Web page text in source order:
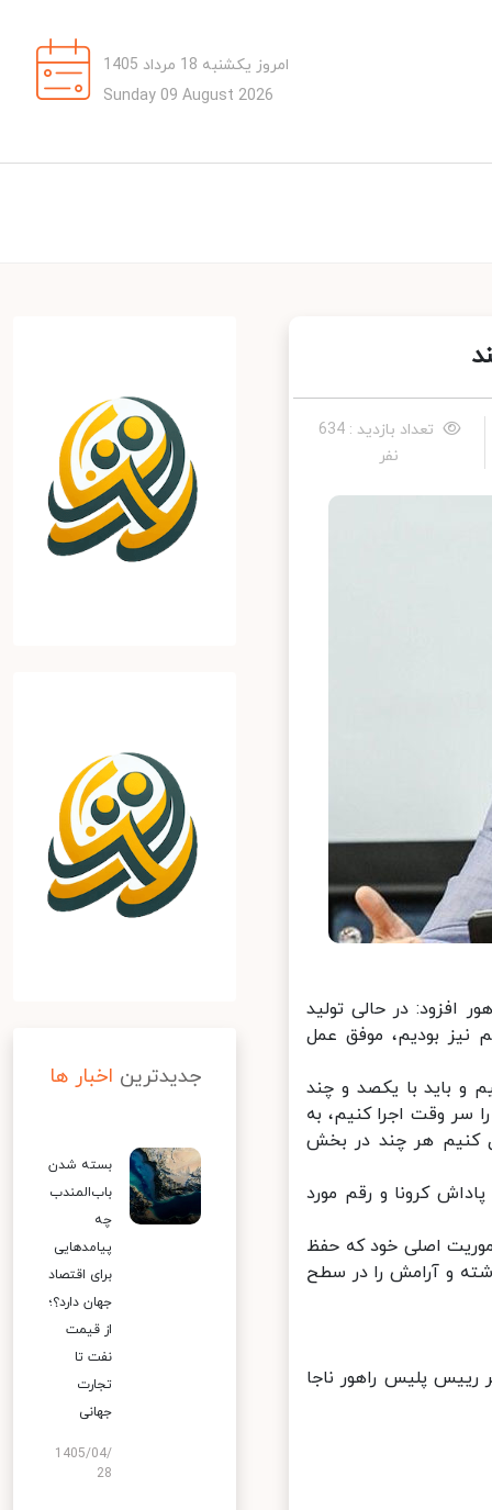
امروز یکشنبه 18 مرداد 1405
Sunday 09 August 2026
تعداد بازدید : 634
نفر
افزود: در حالی تولید
بودیم، موفق عمل
و باید با یکصد و چند
سر وقت اجرا کنیم، به
کنیم هر چند در بخش
کرونا و رقم مورد
اصلی خود که حفظ
و آرامش را در سطح
پلیس راهور ناجا
جدیدترین اخبار ها
بسته شدن
باب‌المندب
چه
پیامدهایی
برای اقتصاد
جهان دارد؟؛
از قیمت
نفت تا
تجارت
جهانی
1405/04/
28